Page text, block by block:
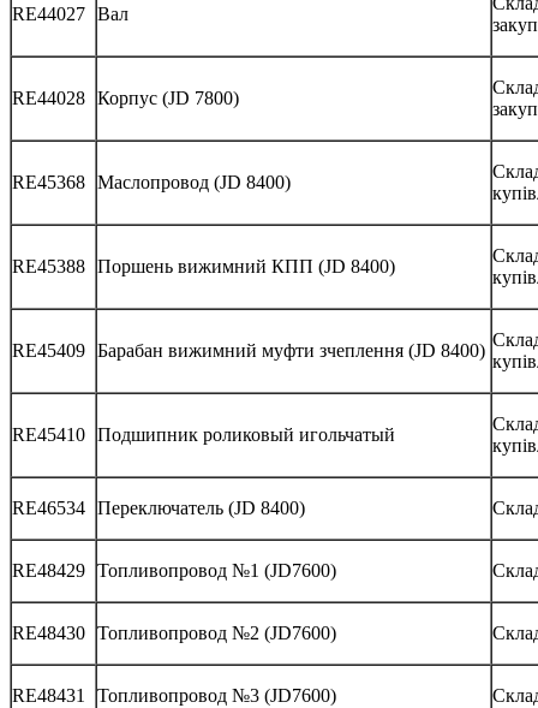
RE44027 Вал
RE44028 Корпус (JD 7800)
RE45368 Маслопровод (JD 8400)
RE45388 Поршень вижимний КПП (JD 8400)
RE45409 Барабан вижимний муфти зчеплення (JD 8400)
RE45410 Подшипник роликовый игольчатый
RE46534 Переключатель (JD 8400)
RE48429 Топливопровод №1 (JD7600)
RE48430 Топливопровод №2 (JD7600)
RE48431 Топливопровод №3 (JD7600)